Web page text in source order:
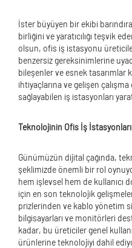
İster büyüyen bir ekibi
birliğini ve yaratıcılığı teşvik
olsun, ofis iş istasyonu
benzersiz gereksinimlerine
bileşenler ve esnek tasarımlar
ihtiyaçlarına ve gelişen
sağlayabilen iş istasyonları
Teknolojinin Ofis İş
Günümüzün dijital çağında,
şeklimizde önemli bir rol
hem işlevsel hem de kullanıcı
için en son teknolojik
prizlerinden ve kablo yönetim
bilgisayarları ve monitörleri
kadar, bu üreticiler genel
ürünlerine teknolojiyi dahil